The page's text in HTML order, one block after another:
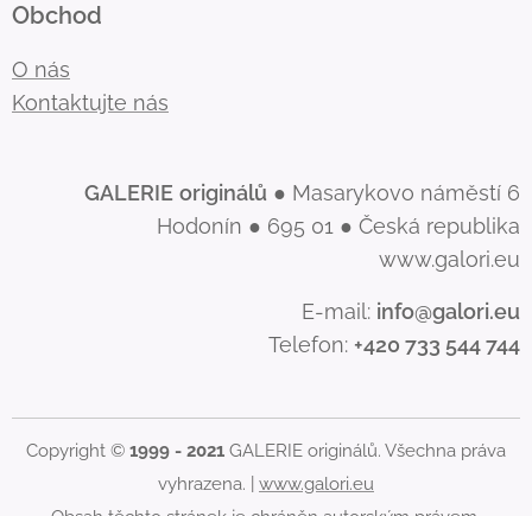
Obchod
O nás
Kontaktujte nás
GALERIE originálů ● Masarykovo náměstí 6
Hodonín ● 695 01 ● Česká republika
www.galori.eu
E-mail: info@galori.eu
Telefon: +420 733 544 744
Copyright © 1999 - 2021 GALERIE originálů. Všechna práva
vyhrazena. | www.galori.eu